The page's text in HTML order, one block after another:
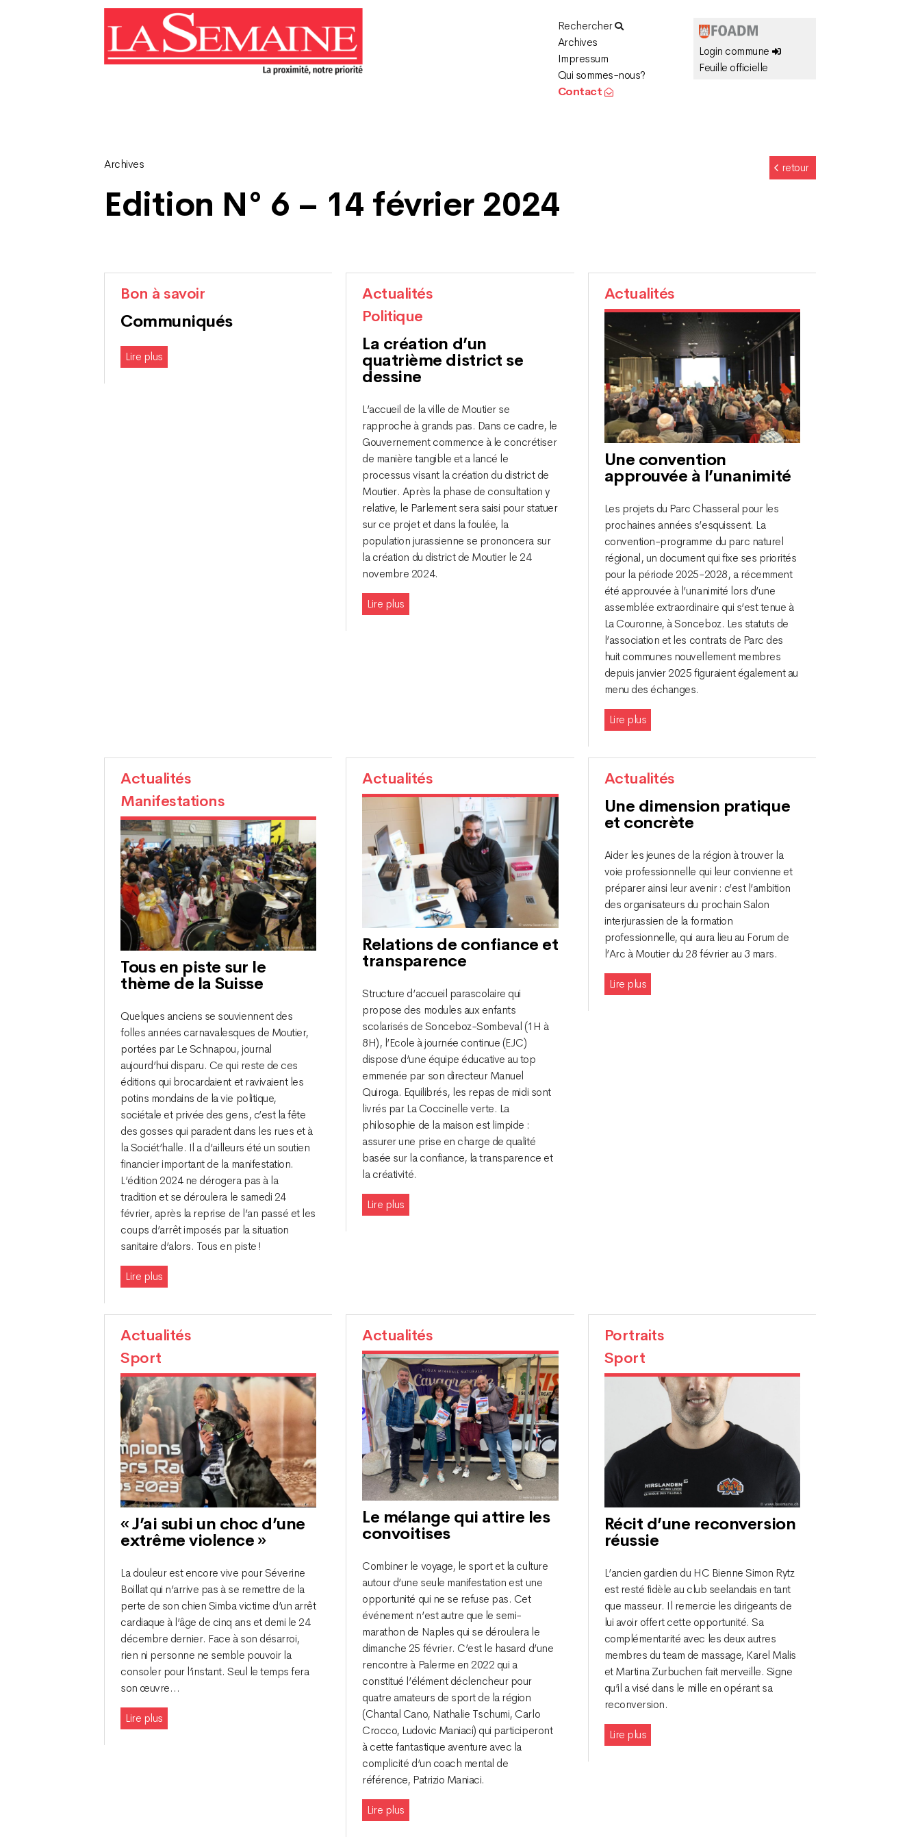
Rechercher
Archives
Impressum
Qui sommes-nous?
Contact
Login commune
Feuille officielle
Archives
Edition N° 6 – 14 février 2024
retour
Bon à savoir
Communiqués
Lire plus
Actualités
Politique
La création d’un
quatrième district se
dessine
L’accueil de la ville de Moutier se
rapproche à grands pas. Dans ce cadre, le
Gouvernement commence à le concrétiser
de manière tangible et a lancé le
processus visant la création du district de
Moutier. Après la phase de consultation y
relative, le Parlement sera saisi pour statuer
sur ce projet et dans la foulée, la
population jurassienne se prononcera sur
la création du district de Moutier le 24
novembre 2024.
Lire plus
Actualités
Une convention
approuvée à l’unanimité
Les projets du Parc Chasseral pour les
prochaines années s’esquissent. La
convention-programme du parc naturel
régional, un document qui fixe ses priorités
pour la période 2025-2028, a récemment
été approuvée à l’unanimité lors d’une
assemblée extraordinaire qui s’est tenue à
La Couronne, à Sonceboz. Les statuts de
l’association et les contrats de Parc des
huit communes nouvellement membres
depuis janvier 2025 figuraient également au
menu des échanges.
Lire plus
Actualités
Manifestations
Tous en piste sur le
thème de la Suisse
Quelques anciens se souviennent des
folles années carnavalesques de Moutier,
portées par Le Schnapou, journal
aujourd’hui disparu. Ce qui reste de ces
éditions qui brocardaient et ravivaient les
potins mondains de la vie politique,
sociétale et privée des gens, c’est la fête
des gosses qui paradent dans les rues et à
la Sociét’halle. Il a d’ailleurs été un soutien
financier important de la manifestation.
L’édition 2024 ne dérogera pas à la
tradition et se déroulera le samedi 24
février, après la reprise de l’an passé et les
coups d’arrêt imposés par la situation
sanitaire d’alors. Tous en piste !
Lire plus
Actualités
Relations de confiance et
transparence
Structure d’accueil parascolaire qui
propose des modules aux enfants
scolarisés de Sonceboz-Sombeval (1H à
8H), l’Ecole à journée continue (EJC)
dispose d’une équipe éducative au top
emmenée par son directeur Manuel
Quiroga. Equilibrés, les repas de midi sont
livrés par La Coccinelle verte. La
philosophie de la maison est limpide :
assurer une prise en charge de qualité
basée sur la confiance, la transparence et
la créativité.
Lire plus
Actualités
Une dimension pratique
et concrète
Aider les jeunes de la région à trouver la
voie professionnelle qui leur convienne et
préparer ainsi leur avenir : c’est l’ambition
des organisateurs du prochain Salon
interjurassien de la formation
professionnelle, qui aura lieu au Forum de
l’Arc à Moutier du 28 février au 3 mars.
Lire plus
Actualités
Sport
« J’ai subi un choc d’une
extrême violence »
La douleur est encore vive pour Séverine
Boillat qui n’arrive pas à se remettre de la
perte de son chien Simba victime d’un arrêt
cardiaque à l’âge de cinq ans et demi le 24
décembre dernier. Face à son désarroi,
rien ni personne ne semble pouvoir la
consoler pour l’instant. Seul le temps fera
son œuvre…
Lire plus
Actualités
Le mélange qui attire les
convoitises
Combiner le voyage, le sport et la culture
autour d’une seule manifestation est une
opportunité qui ne se refuse pas. Cet
événement n’est autre que le semi-
marathon de Naples qui se déroulera le
dimanche 25 février. C’est le hasard d’une
rencontre à Palerme en 2022 qui a
constitué l’élément déclencheur pour
quatre amateurs de sport de la région
(Chantal Cano, Nathalie Tschumi, Carlo
Crocco, Ludovic Maniaci) qui participeront
à cette fantastique aventure avec la
complicité d’un coach mental de
référence, Patrizio Maniaci.
Lire plus
Portraits
Sport
Récit d’une reconversion
réussie
L’ancien gardien du HC Bienne Simon Rytz
est resté fidèle au club seelandais en tant
que masseur. Il remercie les dirigeants de
lui avoir offert cette opportunité. Sa
complémentarité avec les deux autres
membres du team de massage, Karel Malis
et Martina Zurbuchen fait merveille. Signe
qu’il a visé dans le mille en opérant sa
reconversion.
Lire plus